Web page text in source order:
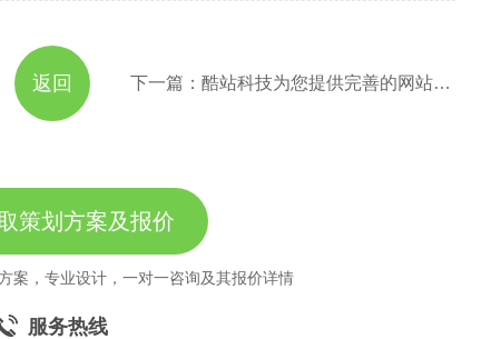
下一篇：酷站科技为您提供完善的网站解决方案及运营技术保障
返回
策划方案及报价
案，专业设计，一对一咨询及其报价详情
服务热线